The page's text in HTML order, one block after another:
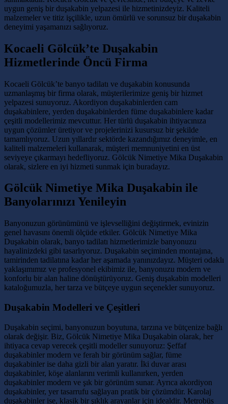
uygun geniş bir duşakabin yelpazesi ile hizmetinizdeyiz. Kaliteli
malzemeler ve titiz işçilikle, uzun ömürlü ve sorunsuz bir duşakabin
deneyimi yaşamanızı sağlıyoruz.
Kocaeli Gölcük’te Duşakabin
Hizmetlerinde Öncü Firma
Kocaeli Gölcük’te banyo tadilatı ve duşakabin konusunda
uzmanlaşmış bir firma olarak, müşterilerimize geniş bir hizmet
yelpazesi sunuyoruz. Akordiyon duşakabinlerden cam
duşakabinlere, yerden duşakabinlerden füme duşakabinlere kadar
çeşitli modellerimiz mevcuttur. Her türlü duşakabin ihtiyacınıza
uygun çözümler üretiyor ve projelerinizi kusursuz bir şekilde
tamamlıyoruz. Uzun yıllardır sektörde kazandığımız deneyimle, en
kaliteli malzemeleri kullanarak, müşteri memnuniyetini en üst
seviyeye çıkarmayı hedefliyoruz. Gölcük Nimetiye Mika Duşakabin
olarak, sizlere en iyi hizmeti sunmak için buradayız.
Gölcük Nimetiye Mika Duşakabin ile
Banyolarınızı Yenileyin
Banyonuzun görünümünü ve işlevselliğini değiştirmek, evinizin
genel havasını önemli ölçüde etkiler. Gölcük Nimetiye Mika
Duşakabin olarak, banyo tadilatı hizmetlerimizle banyonuzu
hayalinizdeki gibi tasarlıyoruz. Duşakabin seçiminden montajına,
tamirinden tadilatına kadar her aşamada yanınızdayız. Müşteri odaklı
yaklaşımımız ve profesyonel ekibimiz ile, banyonuzu modern ve
konforlu bir alan haline dönüştürüyoruz. Geniş duşakabin modelleri
kataloğumuzla, her tarza ve bütçeye uygun seçenekler sunuyoruz.
Duşakabin Modelleri ve Çeşitleri
Duşakabin seçimi, banyonuzun boyutuna, tarzına ve bütçenize bağlı
olarak değişir. Biz, Gölcük Nimetiye Mika Duşakabin olarak, her
ihtiyaca cevap verecek çeşitli modeller sunuyoruz: Şeffaf
duşakabinler modern ve ferah bir görünüm sağlar, füme
duşakabinler ise daha gizli bir alan yaratır. İki duvar arası
duşakabinler, köşe alanlarını verimli kullanırken, yerden
duşakabinler modern ve şık bir görünüm sunar. Ayrıca akordiyon
duşakabinler, yer tasarrufu sağlayan pratik bir çözümdür. Karolaj
duşakabinler ise, klasik bir şıklık arayanlar için idealdir. Metrobüs